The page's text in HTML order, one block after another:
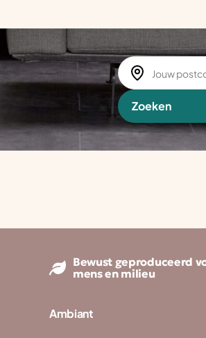
Zoeken
Bewust geproduceerd
mens en milieu
Ambiant